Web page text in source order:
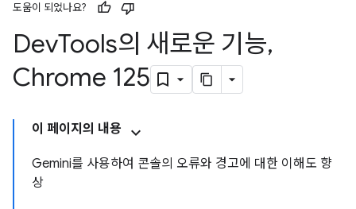
도움이 되었나요?
DevTools의 새로운 기능,
Chrome 125
이 페이지의 내용
Gemini를 사용하여 콘솔의 오류와 경고에 대한 이해도 향
상